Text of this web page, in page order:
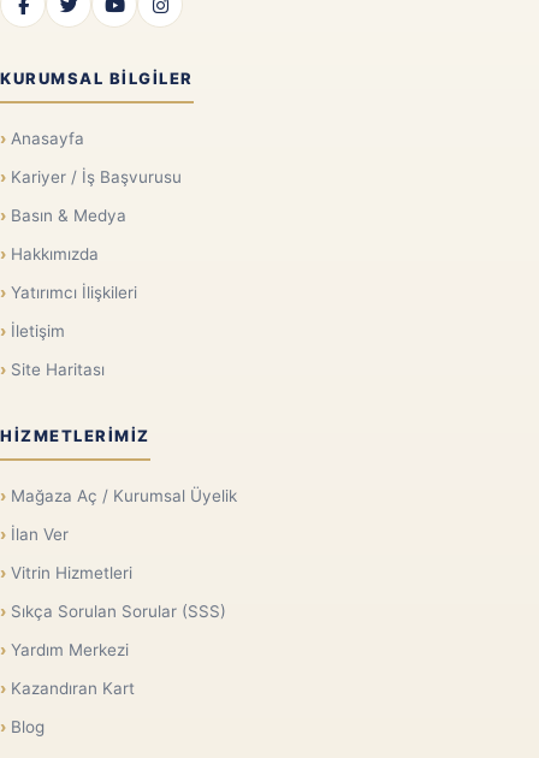
KURUMSAL BILGILER
Anasayfa
Kariyer / İş Başvurusu
Basın & Medya
Hakkımızda
Yatırımcı İlişkileri
İletişim
Site Haritası
HIZMETLERIMIZ
Mağaza Aç / Kurumsal Üyelik
İlan Ver
Vitrin Hizmetleri
Sıkça Sorulan Sorular (SSS)
Yardım Merkezi
Kazandıran Kart
Blog